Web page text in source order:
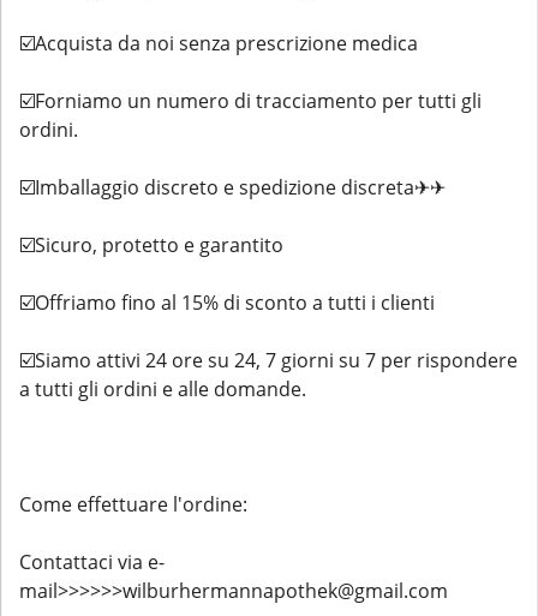
☑️Acquista da noi senza prescrizione medica
☑️Forniamo un numero di tracciamento per tutti gli
ordini.
☑️Imballaggio discreto e spedizione discreta✈✈
☑️Sicuro, protetto e garantito
☑️Offriamo fino al 15% di sconto a tutti i clienti
☑️Siamo attivi 24 ore su 24, 7 giorni su 7 per rispondere
a tutti gli ordini e alle domande.
Come effettuare l'ordine:
Contattaci via e-
mail>>>>>>wilburhermannapothek@gmail.com